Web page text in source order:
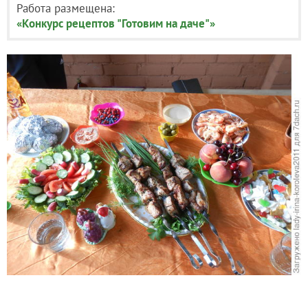
Работа размещена:
«Конкурс рецептов "Готовим на даче"»